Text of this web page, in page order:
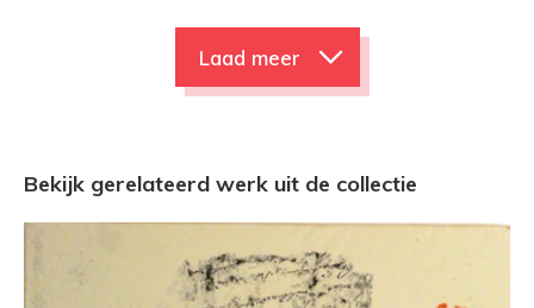
Laad meer
Bekijk gerelateerd werk uit de collectie